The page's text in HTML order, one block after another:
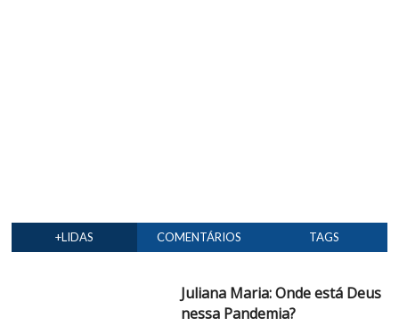
+LIDAS COMENTÁRIOS TAGS
Juliana Maria: Onde está Deus
nessa Pandemia?